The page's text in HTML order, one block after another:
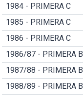
1984 - PRIMERA C
1985 - PRIMERA C
1986 - PRIMERA C
1986/87 - PRIMERA B
1987/88 - PRIMERA B
1988/89 - PRIMERA B